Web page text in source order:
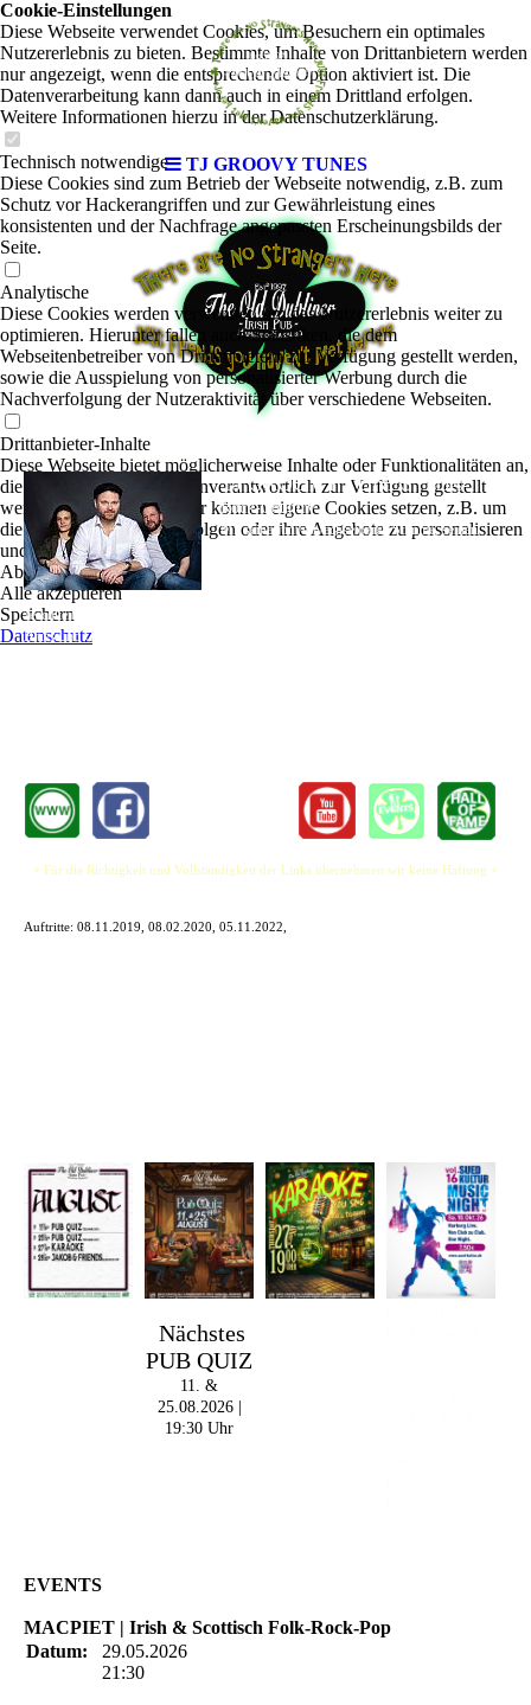
TJ GROOVY TUNES
TJ GROOVY TUNES| Blues-
Rock-Country
Mit seiner unverwechselbaren Stimme, seinen
Jeschkeit das Publikum mit in die Welt bekannter Songs aus den Bereichen Rock,
Blues und Country der letzten Jahrzehnte bis heute, alle rockig bis groovig
+ Für die Richtigkeit und Vollständigkeit der Links übernehmen wir keine Haftung +
Auftritte: 08.11.2019, 08.02.2020, 05.11.2022,
Nächstes
PUB QUIZ
11. &
25.08.2026 |
19:30 Uhr
EVENTS
MACPIET | Irish & Scottisch Folk-Rock-Pop
Datum:
29.05.2026
21:30
Cookie-Einstellungen
Diese Webseite verwendet Cookies, um Besuchern ein optimales
Nutzererlebnis zu bieten. Bestimmte Inhalte von Drittanbietern werden
nur angezeigt, wenn die entsprechende Option aktiviert ist. Die
Datenverarbeitung kann dann auch in einem Drittland erfolgen.
Weitere Informationen hierzu in der Datenschutzerklärung.
Technisch notwendige
Diese Cookies sind zum Betrieb der Webseite notwendig, z.B. zum
Schutz vor Hackerangriffen und zur Gewährleistung eines
konsistenten und der Nachfrage angepassten Erscheinungsbilds der
Seite.
Analytische
Diese Cookies werden verwendet, um das Nutzererlebnis weiter zu
optimieren. Hierunter fallen auch Statistiken, die dem
Webseitenbetreiber von Drittanbietern zur Verfügung gestellt werden,
sowie die Ausspielung von personalisierter Werbung durch die
Nachverfolgung der Nutzeraktivität über verschiedene Webseiten.
Drittanbieter-Inhalte
Diese Webseite bietet möglicherweise Inhalte oder Funktionalitäten an,
die von Drittanbietern eigenverantwortlich zur Verfügung gestellt
werden. Diese Drittanbieter können eigene Cookies setzen, z.B. um
die Nutzeraktivität zu verfolgen oder ihre Angebote zu personalisieren
und zu optimieren.
Ablehnen
Alle akzeptieren
Speichern
Datenschutz